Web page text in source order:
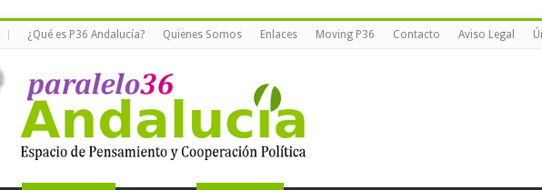
¿Qué es P36 Andalucía? Quienes Somos Enlaces Moving P36 Contacto Aviso Legal